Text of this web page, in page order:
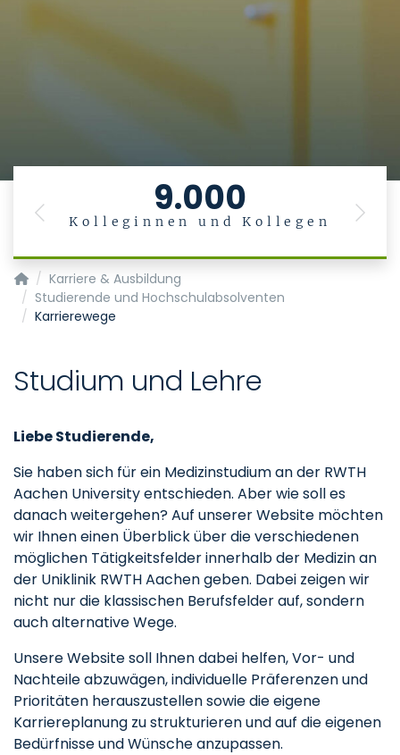
9.000
Kolleginnen und Kollegen
Previous Next
Startseite
Karriere & Ausbildung
Studierende und Hochschulabsolventen
Karrierewege
Studium und Lehre
Liebe Studierende,
Sie haben sich für ein Medizinstudium an der RWTH
Aachen University entschieden. Aber wie soll es
danach weitergehen? Auf unserer Website möchten
wir Ihnen einen Überblick über die verschiedenen
möglichen Tätigkeitsfelder innerhalb der Medizin an
der Uniklinik RWTH Aachen geben. Dabei zeigen wir
nicht nur die klassischen Berufsfelder auf, sondern
auch alternative Wege.
Unsere Website soll Ihnen dabei helfen, Vor- und
Nachteile abzuwägen, individuelle Präferenzen und
Prioritäten herauszustellen sowie die eigene
Karriereplanung zu strukturieren und auf die eigenen
Bedürfnisse und Wünsche anzupassen.